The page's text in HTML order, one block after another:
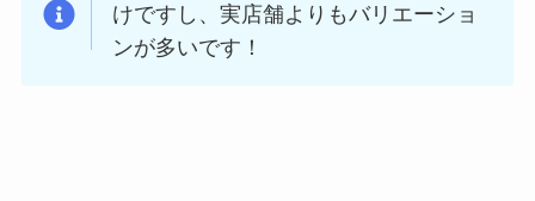
けですし、実店舗よりもバリエーショ
ンが多いです！